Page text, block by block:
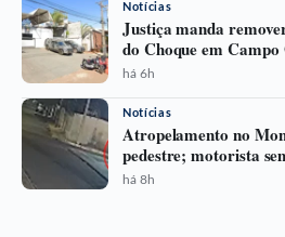
Notícias
Justiça manda
do Choque em
há 6h
Notícias
Atropelamento no
pedestre; motorista
há 8h